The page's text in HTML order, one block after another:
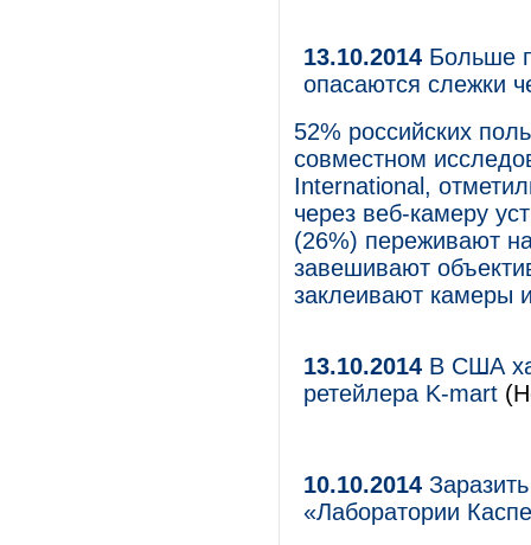
13.10.2014 Больше
опасаются слежки
52% российских
совместном
International,
через веб-камеру
(26%) переживают
завешивают
заклеивают камеры
13.10.2014 В США
ретейлера K-mart
10.10.2014
«Лаборатории